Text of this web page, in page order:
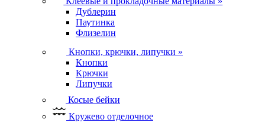
Дублерин
Паутинка
Флизелин
Кнопки, крючки, липучки »
Кнопки
Крючки
Липучки
Косые бейки
Кружево отделочное